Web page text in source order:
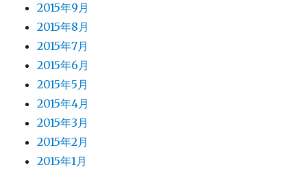
2015年9月
2015年8月
2015年7月
2015年6月
2015年5月
2015年4月
2015年3月
2015年2月
2015年1月